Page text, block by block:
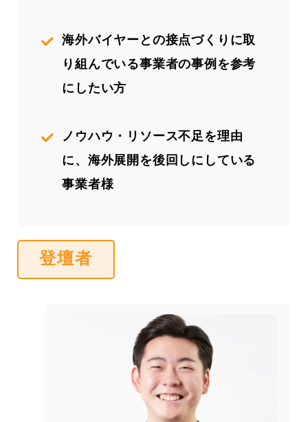
海外バイヤーとの接点づくりに取
り組んでいる事業者の事例を参考
にしたい方
ノウハウ・リソース不足を理由
に、海外展開を後回しにしている
事業者様
登壇者